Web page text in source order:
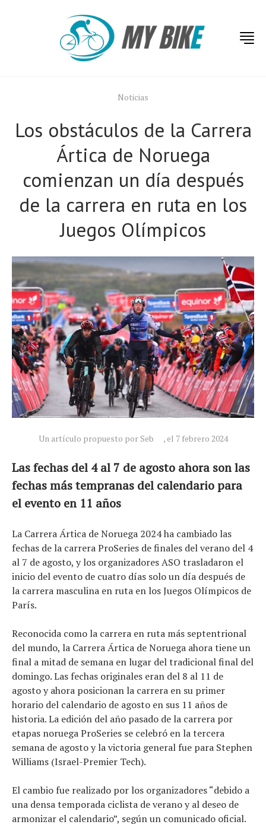
Noticias
Los obstáculos de la Carrera
Ártica de Noruega
comienzan un día después
de la carrera en ruta en los
Juegos Olímpicos
Un artículo propuesto por Seb , el 7 febrero 2024
Las fechas del 4 al 7 de agosto ahora son las
fechas más tempranas del calendario para
el evento en 11 años
La Carrera Ártica de Noruega 2024 ha cambiado las
fechas de la carrera ProSeries de finales del verano del 4
al 7 de agosto, y los organizadores ASO trasladaron el
inicio del evento de cuatro días solo un día después de
la carrera masculina en ruta en los Juegos Olímpicos de
París.
Reconocida como la carrera en ruta más septentrional
del mundo, la Carrera Ártica de Noruega ahora tiene un
final a mitad de semana en lugar del tradicional final del
domingo. Las fechas originales eran del 8 al 11 de
agosto y ahora posicionan la carrera en su primer
horario del calendario de agosto en sus 11 años de
historia. La edición del año pasado de la carrera por
etapas noruega ProSeries se celebró en la tercera
semana de agosto y la victoria general fue para Stephen
Williams (Israel-Premier Tech).
El cambio fue realizado por los organizadores “debido a
una densa temporada ciclista de verano y al deseo de
armonizar el calendario”, según un comunicado oficial.
Tecnologías
Revisión de productos
Artículos
El equipo